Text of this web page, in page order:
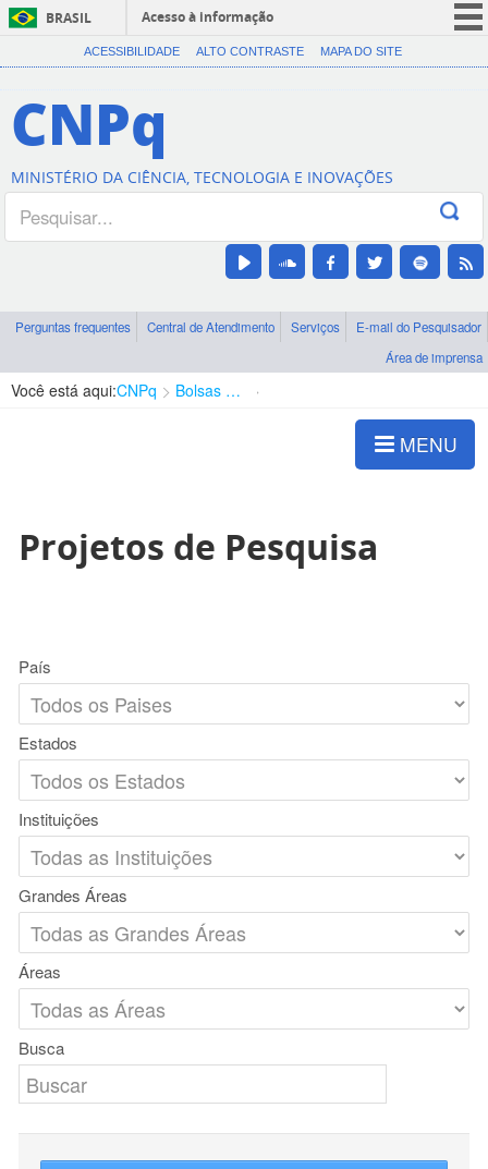
BRASIL
Acesso à informação
CORONAVÍRUS (COVID-19)
Canais
ACESSIBILIDADE ALTO CONTRASTE MAPA DO SITE
CNPq
MINISTÉRIO DA CIÊNCIA, TECNOLOGIA E INOVAÇÕES
Perguntas frequentes Central de Atendimento Serviços
E-mail do Pesquisador
Área de imprensa
Você está aqui:CNPq Bolsas e Auxílios Vigentes
MENU
Projetos de Pesquisa
País
Estados
Instituições
Grandes Áreas
Áreas
Busca